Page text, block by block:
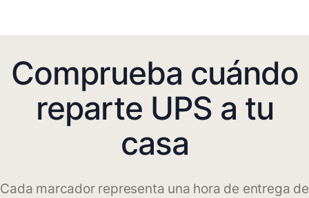
Comprueba cuándo
reparte UPS a tu
casa
Cada marcador representa una hora de entrega de